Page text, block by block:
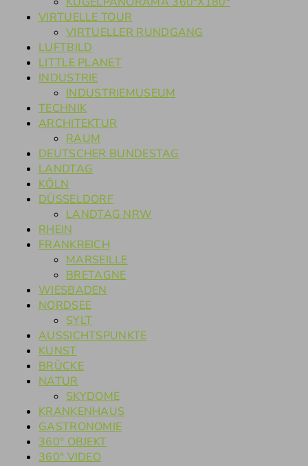
VIRTUELLE TOUR
VIRTUELLER RUNDGANG
LUFTBILD
LITTLE PLANET
INDUSTRIE
INDUSTRIEMUSEUM
TECHNIK
ARCHITEKTUR
RAUM
DEUTSCHER BUNDESTAG
LANDTAG
KÖLN
DÜSSELDORF
LANDTAG NRW
RHEIN
FRANKREICH
MARSEILLE
BRETAGNE
WIESBADEN
NORDSEE
SYLT
AUSSICHTSPUNKTE
KUNST
BRÜCKE
NATUR
SKYDOME
KRANKENHAUS
GASTRONOMIE
360° OBJEKT
360° VIDEO